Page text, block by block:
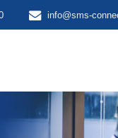
info@sms-